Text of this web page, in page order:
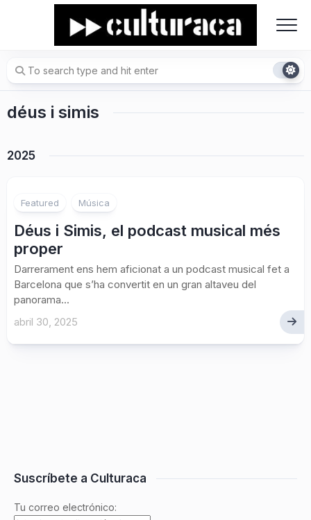
déus i simis
2025
Featured Música
Déus i Simis, el podcast musical més
proper
Darrerament ens hem aficionat a un podcast musical fet a
Barcelona que s’ha convertit en un gran altaveu del
panorama...
abril 30, 2025
Suscríbete a Culturaca
Tu correo electrónico: